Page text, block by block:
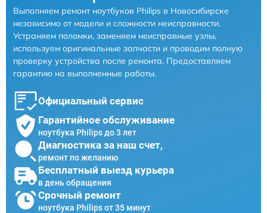
Выполняем ремонт ноутбуков Philips в Новосибирске
независимо от модели и сложности неисправности.
Устраняем поломки, заменяем неисправные узлы,
используем оригинальные запчасти и проводим полную
проверку устройства после ремонта. Предоставляем
гарантию на выполненные работы.
Официальный сервис
Гарантийное обслуживание
ноутбука Philips до 3 лет
Диагностика за наш счет,
ремонт по желанию
Бесплатный выезд курьера
в день обращения
Срочный ремонт
ноутбука Philips от 35 минут